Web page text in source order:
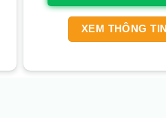
XEM THÔNG TIN